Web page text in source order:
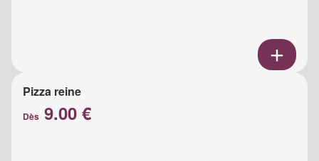
Pizza reine
Dès 9.00 €